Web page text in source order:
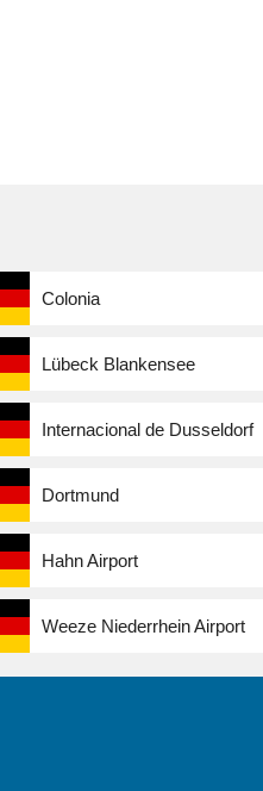
Colonia
Lübeck Blankensee
Internacional de Dusseldorf
Dortmund
Hahn Airport
Weeze Niederrhein Airport